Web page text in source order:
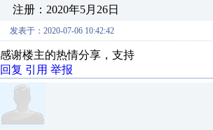
注册：2020年5月26日
发表于：2020-07-06 10:42:42
感谢楼主的热情分享，支持
回复 引用 举报